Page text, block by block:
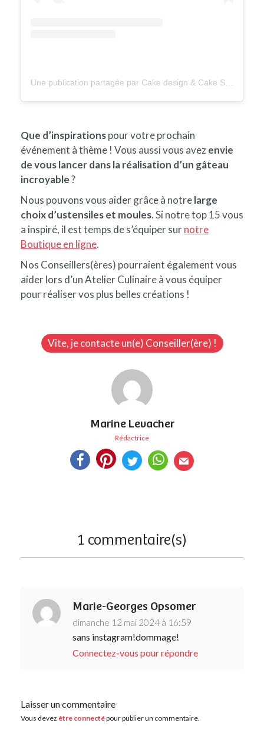
Que d’inspirationspour votre prochain
événement à thème ! Vous aussi vous avezenvie
de vous lancer dans la réalisation d’un gâteau
incroyable?
Nous pouvons vous aider grâce à notrelarge
choix d’ustensiles et moules. Si notre top 15 vous
a inspiré, il est temps de s’équiper surnotre
Boutique en ligne.
Nos Conseillers(ères) pourraient également vous
aider lors d’un Atelier Culinaire à vous équiper
pour réaliser vos plus belles créations !
Vite, je contacte un(e) Conseiller(ère) !
Marine Levacher
Rédactrice
1 commentaire(s)
Marie-Georges Opsomer
dimanche 12 mai 2024 à 16:59
sans instagram!dommage!
Connectez-vous pour répondre
Laisser un commentaire
Vous devez être connectépour publier un commentaire.